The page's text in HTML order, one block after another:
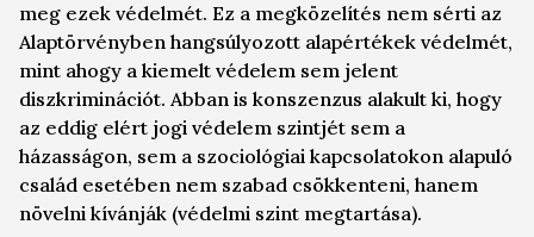
meg ezek védelmét. Ez a megközelítés nem sérti az
Alaptörvényben hangsúlyozott alapértékek védelmét,
mint ahogy a kiemelt védelem sem jelent
diszkriminációt. Abban is konszenzus alakult ki, hogy
az eddig elért jogi védelem szintjét sem a
házasságon, sem a szociológiai kapcsolatokon alapuló
család esetében nem szabad csökkenteni, hanem
növelni kívánják (védelmi szint megtartása).